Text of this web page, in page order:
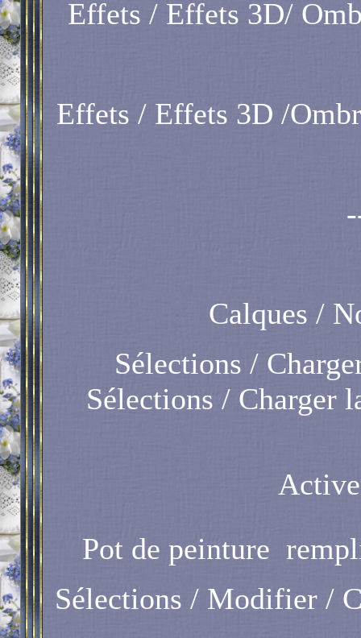
Effets / Effets 3D/
Effets / Effets 3D /
Calques /
Sélections /
Sélections / Charger
Pot de peinture
Sélections / Modifier /